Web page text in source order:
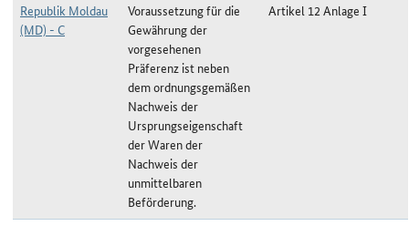
Republik Moldau
(MD) - C
Voraussetzung für die
Gewährung der
vorgesehenen
Präferenz ist neben
dem ordnungsgemäßen
Nachweis der
Ursprungseigenschaft
der Waren der
Nachweis der
unmittelbaren
Beförderung.
Artikel 12 Anlage I